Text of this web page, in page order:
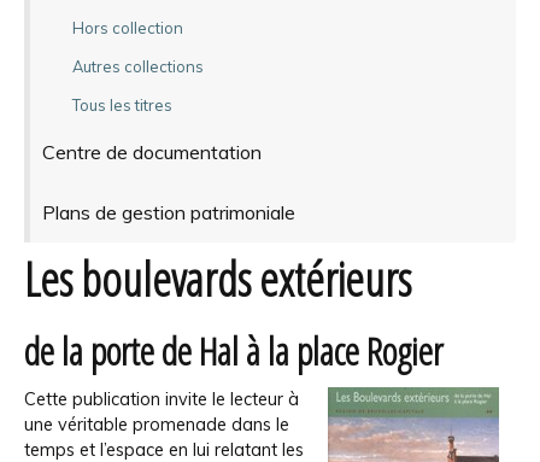
Hors collection
Autres collections
Tous les titres
Centre de documentation
Plans de gestion patrimoniale
Les boulevards extérieurs
de la porte de Hal à la place Rogier
Cette publication invite le lecteur à
une véritable promenade dans le
temps et l’espace en lui relatant les